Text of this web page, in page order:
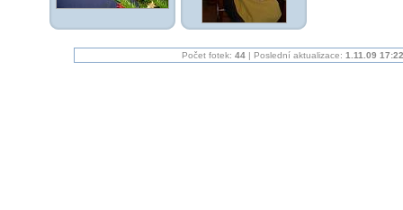
Počet fotek: 44| Poslední aktualizace: 1.11.09 17:22